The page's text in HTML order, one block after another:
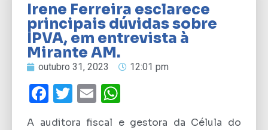
Irene Ferreira esclarece
principais dúvidas sobre
IPVA, em entrevista à
Mirante AM.
outubro 31, 2023 12:01 pm
Facebook
Twitter
Email
A auditora fiscal e gestora da Célula do